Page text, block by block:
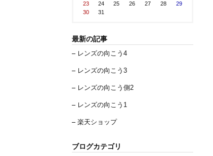
23
24 25 26 27 28
29
30
31
最新の記事
レンズの向こう4
レンズの向こう3
レンズの向こう側2
レンズの向こう1
楽天ショップ
ブログカテゴリ